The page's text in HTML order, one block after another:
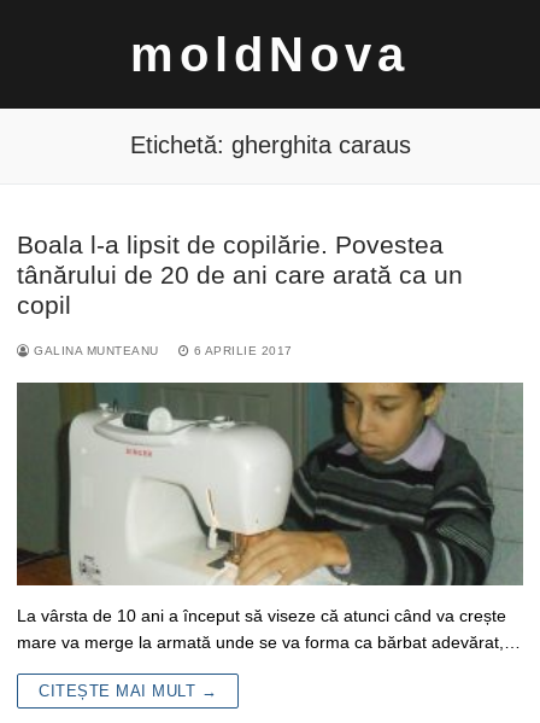
moldNova
Caută
după:
Etichetă: gherghita caraus
Boala l-a lipsit de copilărie. Povestea
tânărului de 20 de ani care arată ca un
copil
GALINA MUNTEANU 6 APRILIE 2017
La vârsta de 10 ani a început să viseze că atunci când va crește
mare va merge la armată unde se va forma ca bărbat adevărat,…
CITEȘTE MAI MULT →